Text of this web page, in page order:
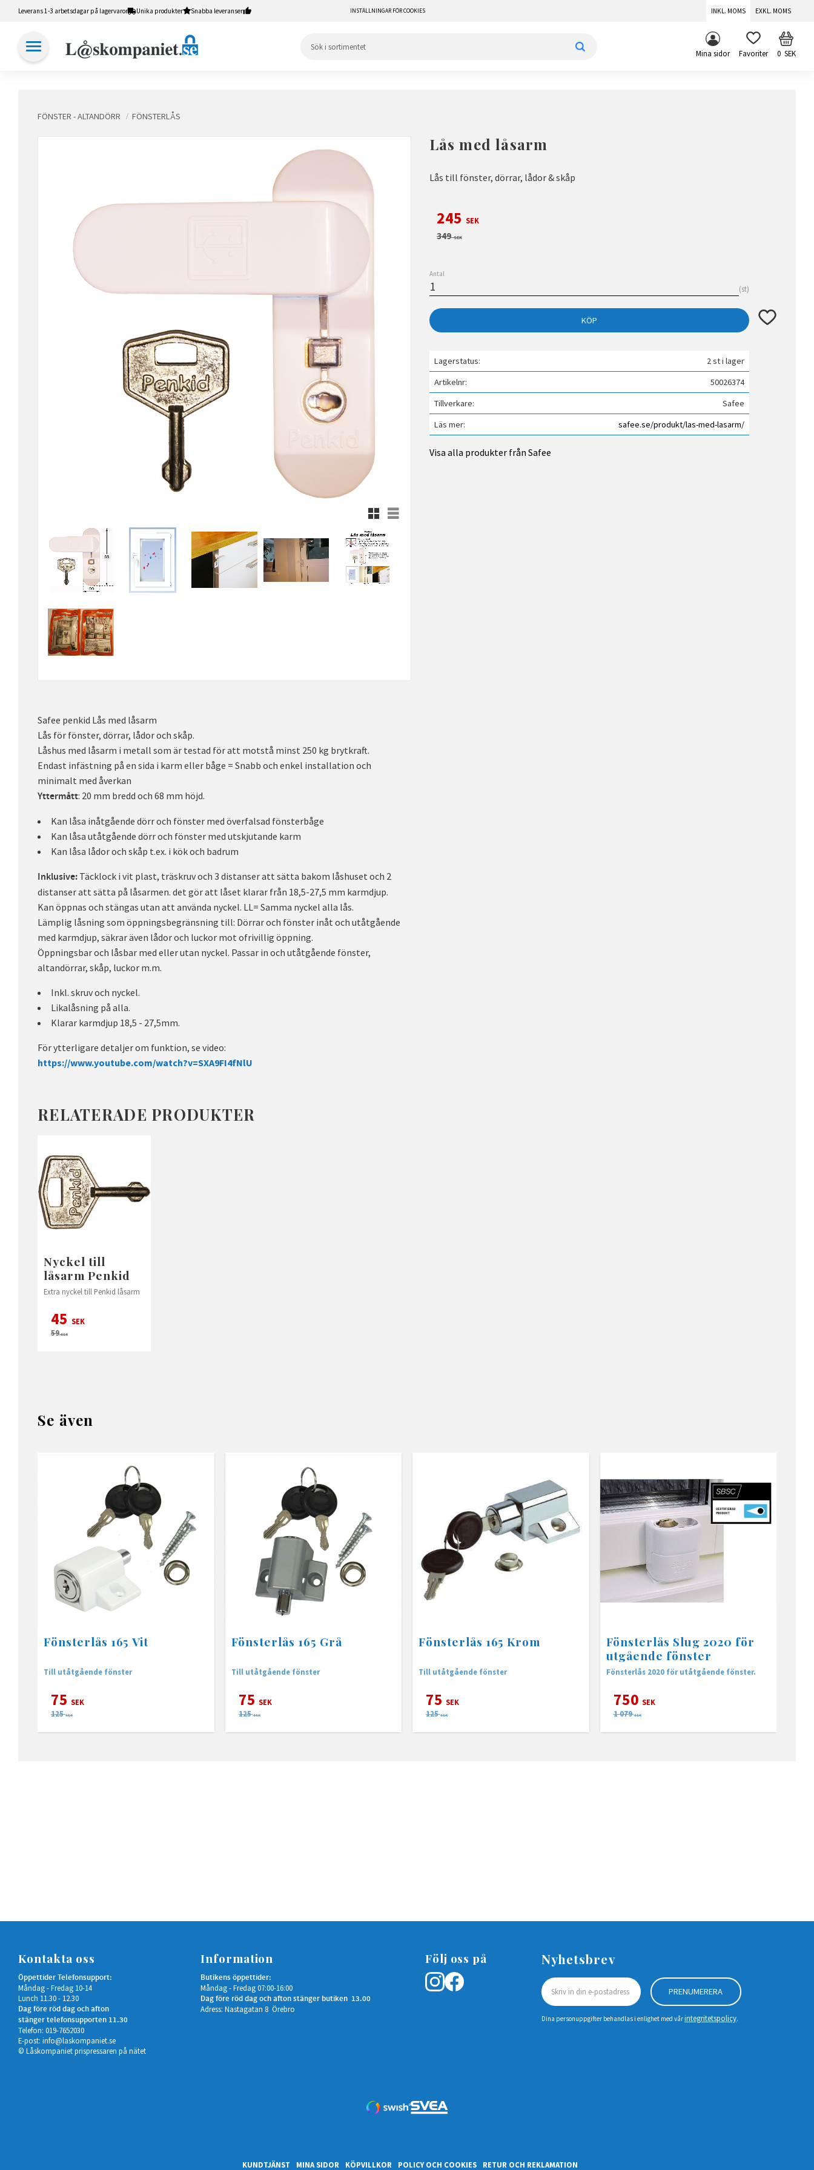
Leverans 1-3 arbetsdagar på lagervaror Unika produkter Snabba leveranser INSTÄLLNINGAR FÖR COOKIES INKL. MOMS EXKL. MOMS
Mina sidor FAVORITER 0SEK
FÖNSTER - ALTANDÖRR FÖNSTERLÅS
Lås med låsarm
Lås till fönster, dörrar, lådor & skåp
Rutnätsvy
Listvy
Nedsatt pris:
245 SEK
Ordinarie pris:
349SEK
Antal
st
KÖP Lägg till i
Lagerstatus
2 st i lager
Artikelnr
50026374
Tillverkare
Safee
Läs mer
safee.se/produkt/las-med-lasarm/
Visa alla produkter från Safee
Safee penkid Lås med låsarm
Lås för fönster, dörrar, lådor och skåp.
Låshus med låsarm i metall som är testad för att motstå minst 250 kg brytkraft.
Endast infästning på en sida i karm eller båge = Snabb och enkel installation och
minimalt med åverkan
Yttermått: 20 mm bredd och 68 mm höjd.
Kan låsa inåtgående dörr och fönster med överfalsad fönsterbåge
Kan låsa utåtgående dörr och fönster med utskjutande karm
Kan låsa lådor och skåp t.ex. i kök och badrum
Inklusive: Täcklock i vit plast, träskruv och 3 distanser att sätta bakom låshuset och 2
distanser att sätta på låsarmen. det gör att låset klarar från 18,5-27,5 mm karmdjup.
Kan öppnas och stängas utan att använda nyckel. LL= Samma nyckel alla lås.
Lämplig låsning som öppningsbegränsning till: Dörrar och fönster inåt och utåtgående
med karmdjup, säkrar även lådor och luckor mot ofrivillig öppning.
Öppningsbar och låsbar med eller utan nyckel. Passar in och utåtgående fönster,
altandörrar, skåp, luckor m.m.
Inkl. skruv och nyckel.
Likalåsning på alla.
Klarar karmdjup 18,5 - 27,5mm.
För ytterligare detaljer om funktion, se video:
https://www.youtube.com/watch?v=SXA9FI4fNlU
RELATERADE PRODUKTER
Nyckel till
låsarm Penkid
Extra nyckel till Penkid låsarm
45 SEK
59SEK
Se även
Fönsterlås 165 Vit
Till utåtgående fönster
75 SEK
125 SEK
Fönsterlås 165 Grå
Till utåtgående fönster
75 SEK
125 SEK
Fönsterlås 165 Krom
Till utåtgående fönster
75 SEK
125 SEK
Fönsterlås Slug 2020 för
utgående fönster
Fönsterlås 2020 för utåtgående fönster.
750 SEK
1 079 SEK
Kontakta oss
Öppettider Telefonsupport:
Måndag - Fredag 10-14
Lunch 11.30 - 12.30
Dag före röd dag och afton
stänger telefonsupporten 11.30
Telefon: 019-7652030
E-post: info@laskompaniet.se
© Låskompaniet prispressaren på nätet
Information
Butikens öppettider:
Måndag - Fredag 07:00-16:00
Dag före röd dag och afton stänger butiken 13.00
Adress: Nastagatan 8 Örebro
Följ oss på Nyhetsbrev
PRENUMERERA
Dina personuppgifter behandlas i enlighet med vårintegritetspolicy.
KUNDTJÄNST MINA SIDOR KÖPVILLKOR POLICY OCH COOKIES RETUR OCH REKLAMATION